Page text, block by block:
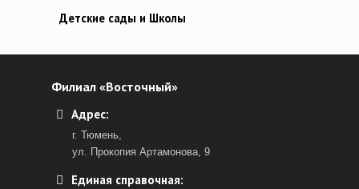
Детские сады и Школы
Филиал «Восточный»
Адрес:
г. Тюмень,
ул. Прокопия Артамонова, 9
Единая справочная: